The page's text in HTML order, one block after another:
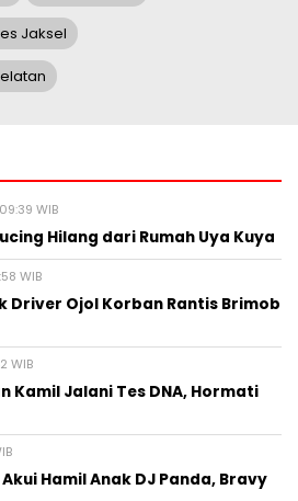
Jaksel
WIB
Hilang dari Rumah Uya Kuya
WIB
Driver Ojol Korban Rantis Brimob
WIB
Kamil Jalani Tes DNA, Hormati
Hamil Anak DJ Panda, Bravy